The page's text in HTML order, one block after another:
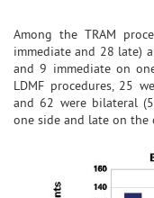
Among the TRAM
immediate and 28 late)
and 9 immediate on
LDMF procedures, 25
and 62 were bilateral
one side and late on the